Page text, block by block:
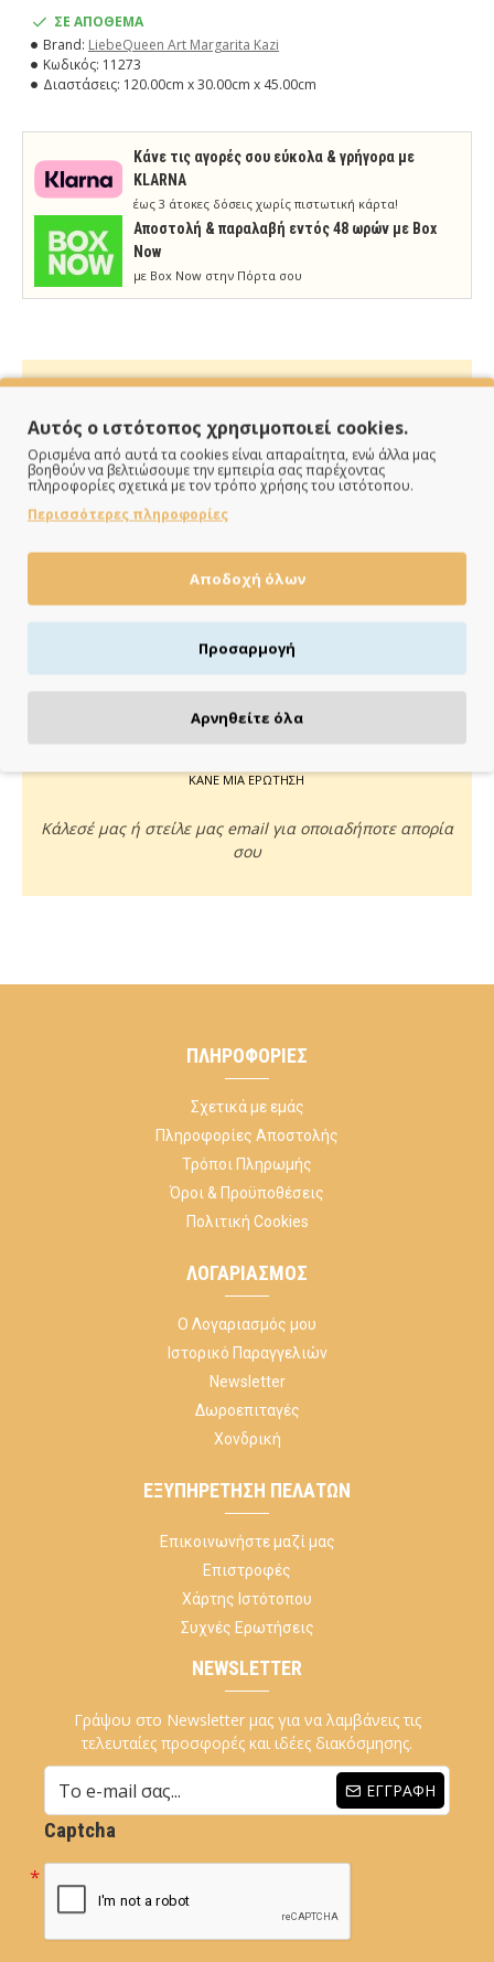
ΣΕ ΑΠΟΘΕΜΑ
Brand: LiebeQueen Art Margarita Kazi
Κωδικός: 11273
Διαστάσεις: 120.00cm x 30.00cm x 45.00cm
Κάνε τις αγορές σου εύκολα & γρήγορα με
KLARNA
έως 3 άτοκες δόσεις χωρίς πιστωτική κάρτα!
Aποστολή & παραλαβή εντός 48 ωρών με Box
Now
με Box Now στην Πόρτα σου
ΠΑΡΑΔΙΔΟΥΜΕ ΓΡΗΓΟΡΑ
Άμεση αποστολή της παραγγελίας σου σε 1 - 2 εργάσιμες
ΚΑΝΕ ΜΙΑ ΕΡΩΤΗΣΗ
Κάλεσέ μας ή στείλε μας email για οποιαδήποτε απορία
σου
ΠΛΗΡΟΦΟΡΊΕΣ
Σχετικά με εμάς
Πληροφορίες Αποστολής
Τρόποι Πληρωμής
Όροι & Προϋποθέσεις
Πολιτική Cookies
ΛΟΓΑΡΙΑΣΜΌΣ
Ο Λογαριασμός μου
Ιστορικό Παραγγελιών
Newsletter
Δωροεπιταγές
Χονδρική
ΕΞΥΠΗΡΈΤΗΣΗ ΠΕΛΑΤΏΝ
Επικοινωνήστε μαζί μας
Επιστροφές
Χάρτης Ιστότοπου
Συχνές Ερωτήσεις
NEWSLETTER
Γράψου στο Newsletter μας για να λαμβάνεις τις
τελευταίες προσφορές και ιδέες διακόσμησης.
ΕΓΓΡΑΦΉ
Captcha
Αυτός ο ιστότοπος χρησιμοποιεί cookies.
Ορισμένα από αυτά τα cookies είναι απαραίτητα, ενώ άλλα μας
βοηθούν να βελτιώσουμε την εμπειρία σας παρέχοντας
πληροφορίες σχετικά με τον τρόπο χρήσης του ιστότοπου.
Περισσότερες πληροφορίες
Αποδοχή όλων
Προσαρμογή
Αρνηθείτε όλα